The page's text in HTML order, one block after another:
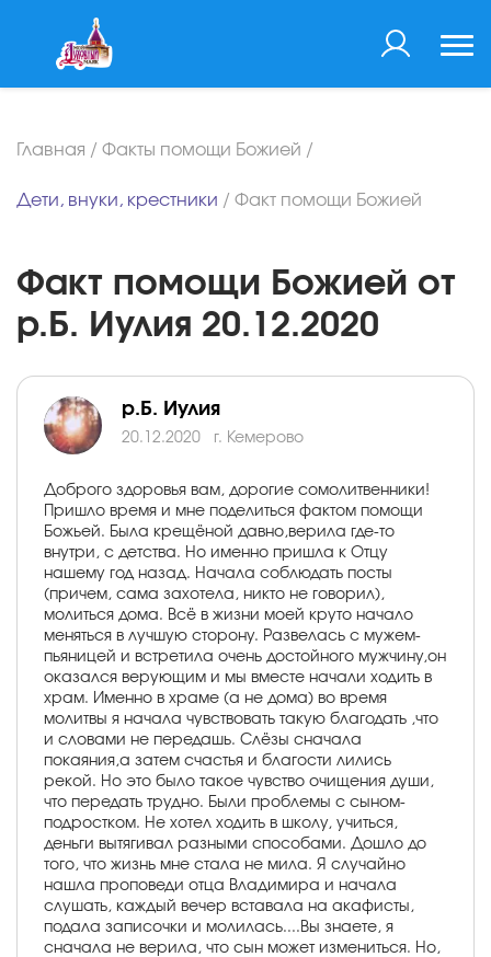
Главная / Факты помощи Божией /
Дети, внуки, крестники / Факт помощи Божией
Факт помощи Божией от
р.Б. Иулия 20.12.2020
р.Б. Иулия
20.12.2020 г. Кемерово
Доброго здоровья вам, дорогие сомолитвенники!
Пришло время и мне поделиться фактом помощи
Божьей. Была крещёной давно,верила где-то
внутри, с детства. Но именно пришла к Отцу
нашему год назад. Начала соблюдать посты
(причем, сама захотела, никто не говорил),
молиться дома. Всё в жизни моей круто начало
меняться в лучшую сторону. Развелась с мужем-
пьяницей и встретила очень достойного мужчину,он
оказался верующим и мы вместе начали ходить в
храм. Именно в храме (а не дома) во время
молитвы я начала чувствовать такую благодать ,что
и словами не передашь. Слёзы сначала
покаяния,а затем счастья и благости лились
рекой. Но это было такое чувство очищения души,
что передать трудно. Были проблемы с сыном-
подростком. Не хотел ходить в школу, учиться,
деньги вытягивал разными способами. Дошло до
того, что жизнь мне стала не мила. Я случайно
нашла проповеди отца Владимира и начала
слушать, каждый вечер вставала на акафисты,
подала записочки и молилась....Вы знаете, я
сначала не верила, что сын может измениться. Но,